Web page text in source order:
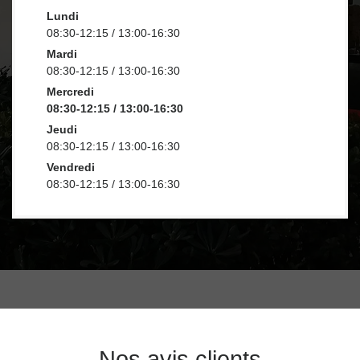
Lundi
08:30-12:15 / 13:00-16:30
Mardi
08:30-12:15 / 13:00-16:30
Mercredi
08:30-12:15 / 13:00-16:30
Jeudi
08:30-12:15 / 13:00-16:30
Vendredi
08:30-12:15 / 13:00-16:30